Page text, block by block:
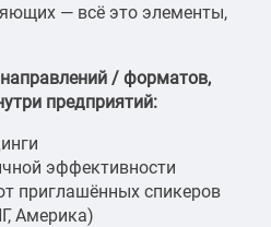
— всё это элементы,
/ форматов,
предприятий:
эффективности
приглашённых спикеров
Америка)